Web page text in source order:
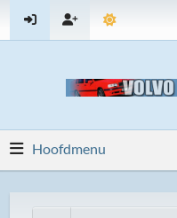
Hoofdmenu